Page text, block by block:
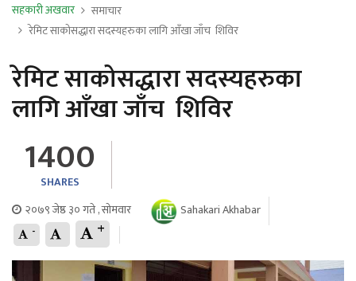
सहकारी अखवार
समाचार
रेमिट साकोसद्धारा सदस्यहरुका लागि आँखा जाँच शिविर
रेमिट साकोसद्धारा सदस्यहरुका
लागि आँखा जाँच शिविर
1400
SHARES
२०७९ जेष्ठ ३० गते , सोमवार
Sahakari Akhabar
- +